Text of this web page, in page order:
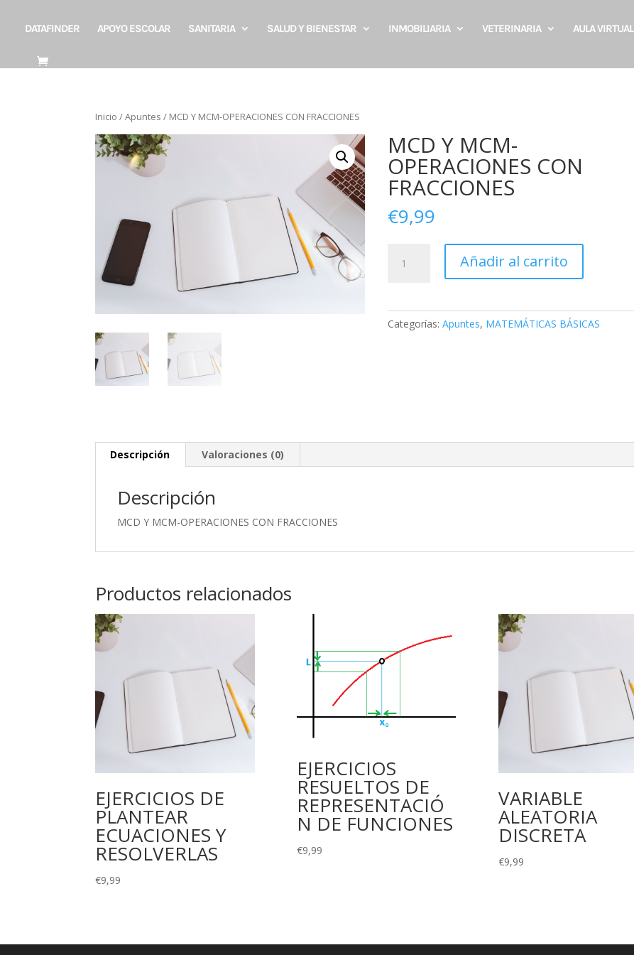
DATAFINDER APOYO ESCOLAR SANITARIA SALUD Y BIENESTAR INMOBILIARIA VETERINARIA AULA VIRTUAL
Inicio /Apuntes / MCD Y MCM-OPERACIONES CON FRACCIONES
MCD Y MCM-
OPERACIONES CON
FRACCIONES
€9,99
FRACCIONES
Añadir al carrito
Categorías:Apuntes, MATEMÁTICAS BÁSICAS
Descripción Valoraciones (0)
Descripción
MCD Y MCM-OPERACIONES CON FRACCIONES
Productos relacionados
EJERCICIOS DE
PLANTEAR
ECUACIONES Y
RESOLVERLAS
€9,99
EJERCICIOS
RESUELTOS DE
REPRESENTACIÓ
N DE FUNCIONES
€9,99
VARIABLE
ALEATORIA
DISCRETA
€9,99